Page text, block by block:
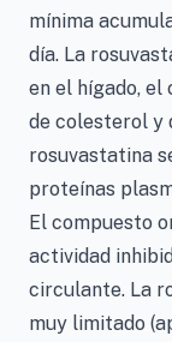
mínima
día. La
en el hígado,
de colesterol y
rosuvastatina
proteínas
El compuesto
actividad
circulante. La
muy limitado